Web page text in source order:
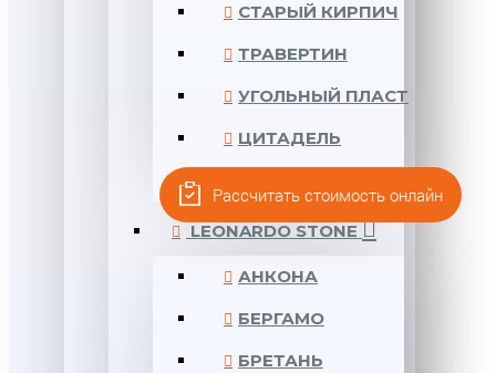
СТАРЫЙ КИРПИЧ
ТРАВЕРТИН
УГОЛЬНЫЙ ПЛАСТ
ЦИТАДЕЛЬ
LEONARDO STONE
АНКОНА
БЕРГАМО
БРЕТАНЬ
Рассчитать стоимость онлайн